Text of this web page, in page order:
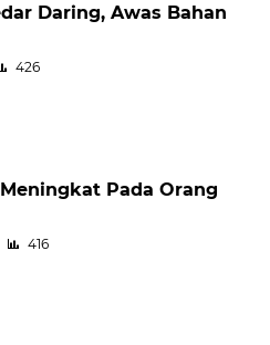
Daring, Awas Bahan
426
Pada Orang
416